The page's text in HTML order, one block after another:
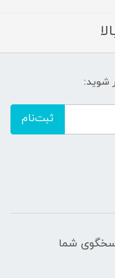
شوید:
ثبت‌نام
شنبه ، از ساعت 9 الی 17 پاسخگوی شما